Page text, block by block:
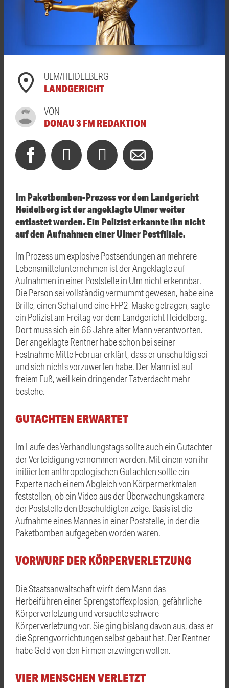
ULM/HEIDELBERG
LANDGERICHT
VON
DONAU 3 FM REDAKTION
Im Paketbomben-Prozess vor dem Landgericht
Heidelberg ist der angeklagte Ulmer weiter
entlastet worden. Ein Polizist erkannte ihn nicht
auf den Aufnahmen einer Ulmer Postfiliale.
Im Prozess um explosive Postsendungen an mehrere
Lebensmittelunternehmen ist der Angeklagte auf
Aufnahmen in einer Poststelle in Ulm nicht erkennbar.
Die Person sei vollständig vermummt gewesen, habe eine
Brille, einen Schal und eine FFP2-Maske getragen, sagte
ein Polizist am Freitag vor dem LandgerichtHeidelberg.
Dort muss sich ein 66 Jahre alter Mann verantworten.
Der angeklagte Rentner habe schon bei seiner
Festnahme Mitte Februar erklärt, dass er unschuldig sei
und sich nichts vorzuwerfen habe. Der Mann ist auf
freiem Fuß, weil kein dringender Tatverdacht mehr
bestehe.
GUTACHTEN ERWARTET
Im Laufe des Verhandlungstags sollte auch ein Gutachter
der Verteidigung vernommen werden. Mit einem von ihr
initiierten anthropologischen Gutachten sollte ein
Experte nach einem Abgleich von Körpermerkmalen
feststellen, ob ein Video aus der Überwachungskamera
der Poststelle den Beschuldigten zeige. Basis ist die
Aufnahme eines Mannes in einer Poststelle, in der die
Paketbomben aufgegeben worden waren.
VORWURF DER KÖRPERVERLETZUNG
Die Staatsanwaltschaft wirft dem Mann das
Herbeiführen einer Sprengstoffexplosion, gefährliche
Körperverletzung und versuchte schwere
Körperverletzung vor. Sie ging bislang davon aus, dass er
die Sprengvorrichtungen selbst gebaut hat. Der Rentner
habe Geld von den Firmen erzwingen wollen.
VIER MENSCHEN VERLETZT